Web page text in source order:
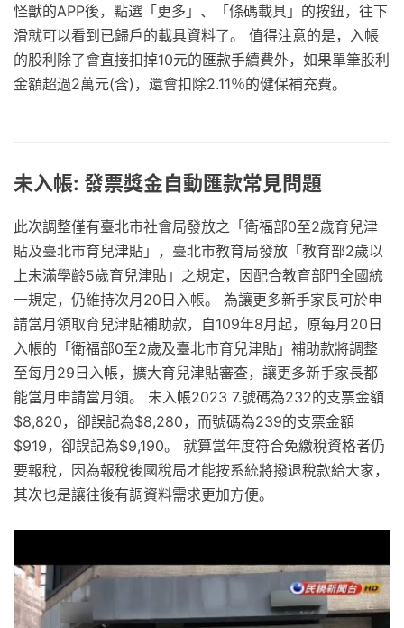
怪獸的APP後，點選「更多」、「條碼載具」的按鈕，往下
滑就可以看到已歸戶的載具資料了。 值得注意的是，入帳
的股利除了會直接扣掉10元的匯款手續費外，如果單筆股利
金額超過2萬元(含)，還會扣除2.11％的健保補充費。
未入帳: 發票獎金自動匯款常見問題
此次調整僅有臺北市社會局發放之「衛福部0至2歲育兒津
貼及臺北市育兒津貼」，臺北市教育局發放「教育部2歲以
上未滿學齡5歲育兒津貼」之規定，因配合教育部門全國統
一規定，仍維持次月20日入帳。 為讓更多新手家長可於申
請當月領取育兒津貼補助款，自109年8月起，原每月20日
入帳的「衛福部0至2歲及臺北市育兒津貼」補助款將調整
至每月29日入帳，擴大育兒津貼審查，讓更多新手家長都
能當月申請當月領。 未入帳2023 7.號碼為232的支票金額
$8,820，卻誤記為$8,280，而號碼為239的支票金額
$919，卻誤記為$9,190。 就算當年度符合免繳稅資格者仍
要報稅，因為報稅後國稅局才能按系統將撥退稅款給大家，
其次也是讓往後有調資料需求更加方便。